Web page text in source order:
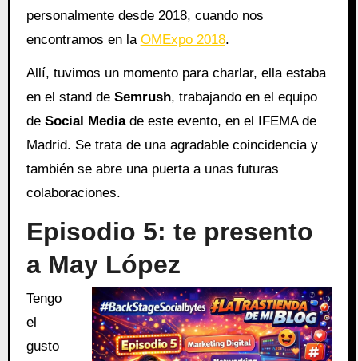
personalmente desde 2018, cuando nos
encontramos en la OMExpo 2018.
Allí, tuvimos un momento para charlar, ella estaba
en el stand de Semrush, trabajando en el equipo
de Social Mediade este evento, en el IFEMA de
Madrid. Se trata de una agradable coincidencia y
también se abre una puerta a unas futuras
colaboraciones.
Episodio 5: te presento
a May López
Tengo
el
gusto